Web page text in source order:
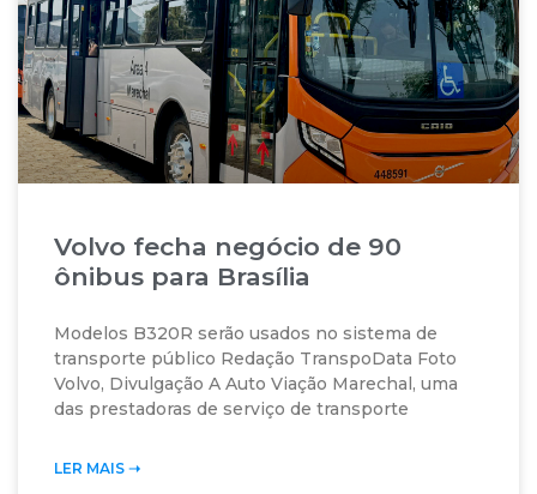
Volvo fecha negócio de 90
ônibus para Brasília
Modelos B320R serão usados no sistema de
transporte público Redação TranspoData Foto
Volvo, Divulgação A Auto Viação Marechal, uma
das prestadoras de serviço de transporte
LER MAIS ➝‬